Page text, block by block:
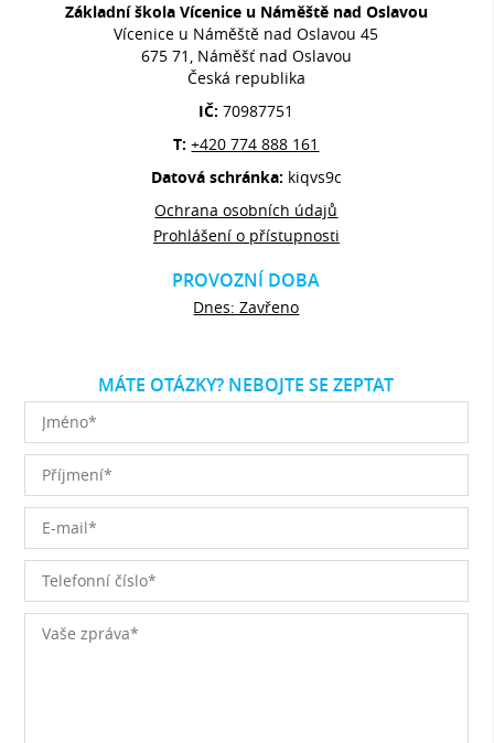
Základní škola Vícenice u Náměště nad Oslavou
Vícenice u Náměště nad Oslavou 45
675 71, Náměšť nad Oslavou
Česká republika
IČ:70987751
T:+420 774 888 161
Datová schránka: kiqvs9c
Ochrana osobních údajů
Prohlášení o přístupnosti
PROVOZNÍ DOBA
Dnes: Zavřeno
MÁTE OTÁZKY? NEBOJTE SE ZEPTAT